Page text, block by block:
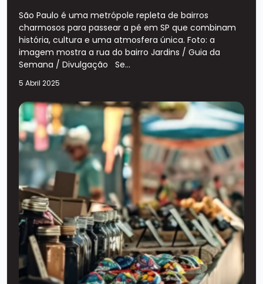
São Paulo é uma metrópole repleta de bairros
charmosos para passear a pé em SP que combinam
história, cultura e uma atmosfera única. Foto: a
imagem mostra a rua do bairro Jardins / Guia da
Semana / Divulgação Se...
5 Abril 2025